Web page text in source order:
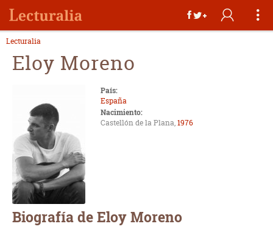
Lecturalia
Eloy Moreno
País:
España
Nacimiento:
Castellón de la Plana,1976
Biografía de Eloy Moreno